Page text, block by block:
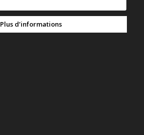
Plus d’informations